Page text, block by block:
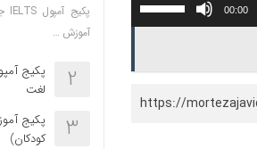
00:00
افزایش
صدا
کلیدهایhttps://
آموزش …
2
لغت
3
کودکان)